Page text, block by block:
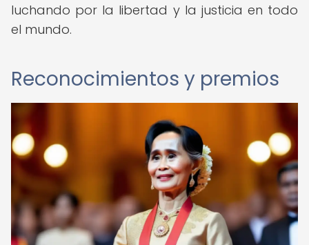
luchando por la libertad y la justicia en todo
el mundo.
Reconocimientos y premios